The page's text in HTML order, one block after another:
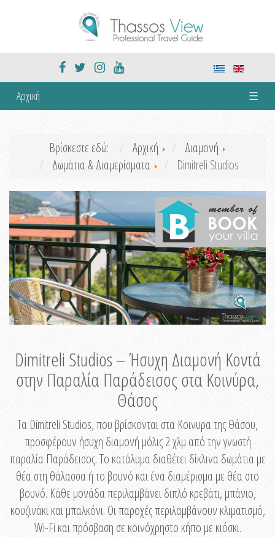
Αρχική ☰
Βρίσκεστε εδώ: Αρχική
Διαμονή
Δωμάτια & Διαμερίσματα
Dimitreli Studios
Dimitreli Studios – Ήσυχη Διαμονή Κοντά
στην Παραλία Παράδεισος στα Κοινύρα,
Θάσος
Τα Dimitreli Studios, που βρίσκονται στα Κοινυρα της Θάσου,
προσφέρουν ήσυχη διαμονή μόλις 2 χλμ από την γνωστή
παραλία Παράδεισος. Το κατάλυμα διαθέτει δίκλινα δωμάτια με
θέα στη θάλασσα ή το βουνό και ένα διαμέρισμα με θέα στο
βουνό. Κάθε μονάδα περιλαμβάνει διπλό κρεβάτι, μπάνιο,
κουζινάκι και μπαλκόνι. Οι παροχές περιλαμβάνουν κλιματισμό,
Wi-Fi και πρόσβαση σε κοινόχρηστο κήπο με κιόσκι.